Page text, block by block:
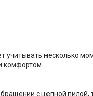
учитывать несколько
комфортом.
с цепной пилой,